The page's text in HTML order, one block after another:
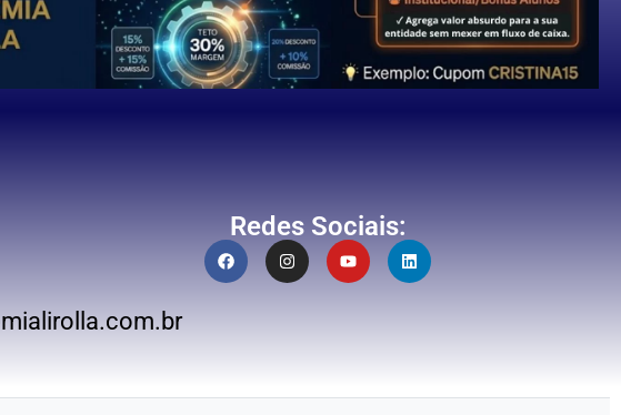
Redes Sociais: